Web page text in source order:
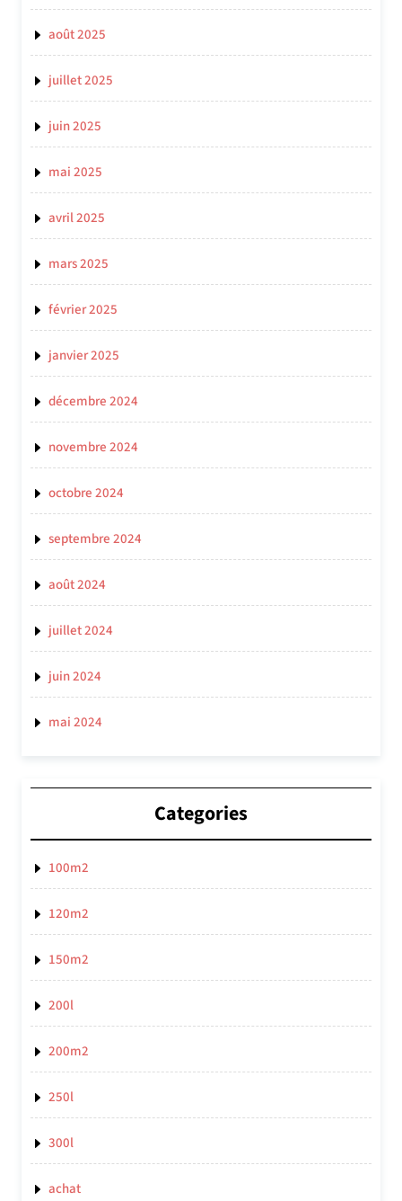
août 2025
juillet 2025
juin 2025
mai 2025
avril 2025
mars 2025
février 2025
janvier 2025
décembre 2024
novembre 2024
octobre 2024
septembre 2024
août 2024
juillet 2024
juin 2024
mai 2024
Categories
100m2
120m2
150m2
200l
200m2
250l
300l
achat